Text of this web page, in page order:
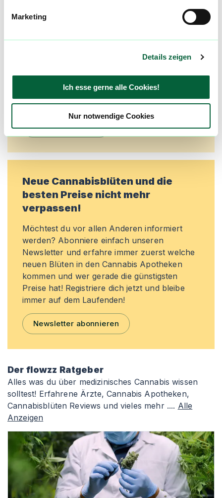
Marketing
Details zeigen
Ich esse gerne alle Cookies!
Nur notwendige Cookies
Community
und Bewertungen flowzz noch besser zu
Preisreduktionen informiert zu werden und
exklusive Angebote zu erhalten!
Jetzt registrieren
Neue Cannabisblüten und die
besten Preise nicht mehr
verpassen!
Möchtest du vor allen Anderen informiert
werden? Abonniere einfach unseren
Newsletter und erfahre immer zuerst welche
neuen Blüten in den Cannabis Apotheken
kommen und wer gerade die günstigsten
Preise hat! Registriere dich jetzt und bleibe
immer auf dem Laufenden!
Newsletter abonnieren
Der flowzz Ratgeber
Alles was du über medizinisches Cannabis wissen
solltest! Erfahrene Ärzte, Cannabis Apotheken,
Cannabisblüten Reviews und vieles mehr .... Alle
Anzeigen